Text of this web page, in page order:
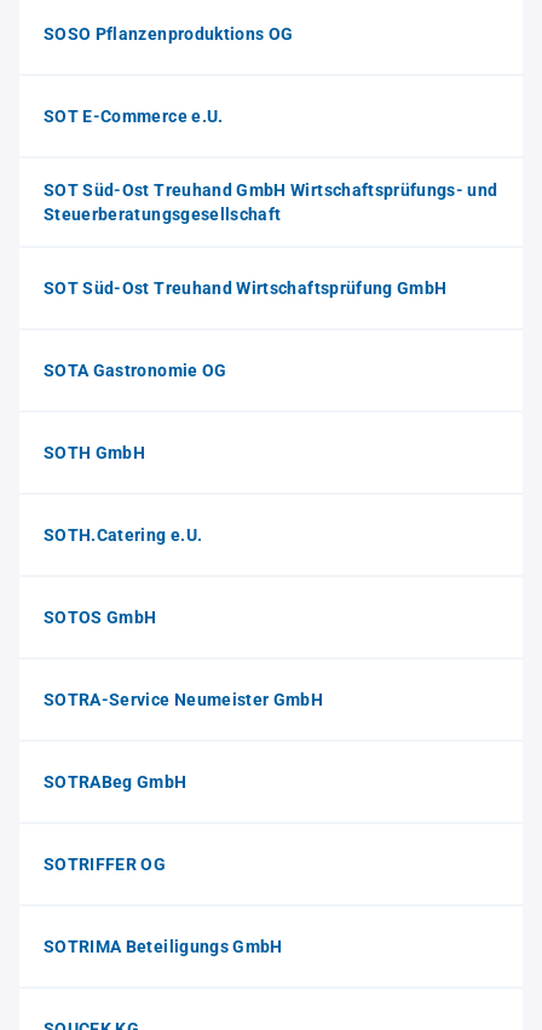
SOSO Pflanzenproduktions OG
SOT E-Commerce e.U.
SOT Süd-Ost Treuhand GmbH Wirtschaftsprüfungs- und
Steuerberatungsgesellschaft
SOT Süd-Ost Treuhand Wirtschaftsprüfung GmbH
SOTA Gastronomie OG
SOTH GmbH
SOTH.Catering e.U.
SOTOS GmbH
SOTRA-Service Neumeister GmbH
SOTRABeg GmbH
SOTRIFFER OG
SOTRIMA Beteiligungs GmbH